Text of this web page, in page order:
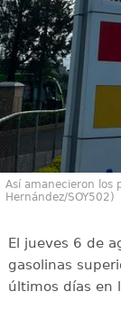
Así amanecieron los
Hernández/SOY502)
El jueves 6 de
gasolinas
últimos días en